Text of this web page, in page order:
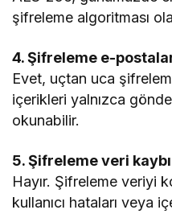
şifreleme algoritması
4. Şifreleme e-
Evet, uçtan uca
içerikleri yalnızca
okunabilir.
5. Şifreleme veri
Hayır. Şifreleme veriyi
kullanıcı hataları veya